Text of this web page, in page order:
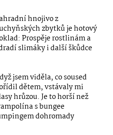
hnojivo z
zbytků je hotový
Prospěje rostlinám a
slimáky i další škůdce
jsem viděla, co soused
dětem, vstávaly mi
hrůzou. Je to horší než
s bungee
dohromady